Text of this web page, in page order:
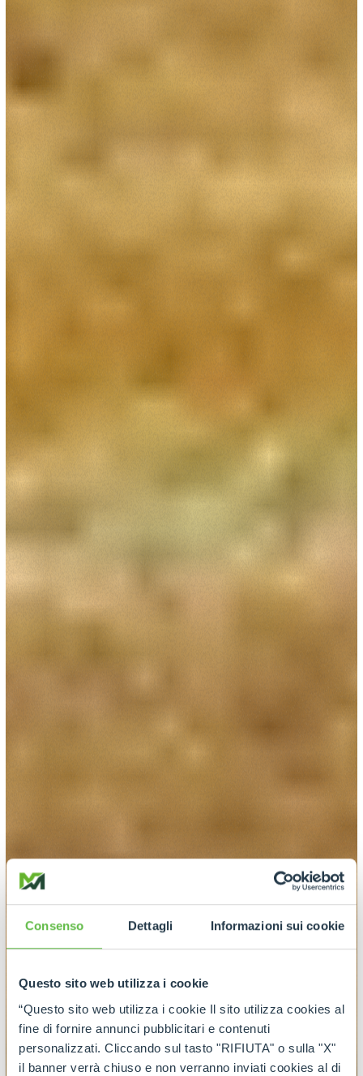
Consenso Dettagli Informazioni sui cookie
Questo sito web utilizza i cookie
“Questo sito web utilizza i cookie Il sito utilizza cookies al
fine di fornire annunci pubblicitari e contenuti
personalizzati. Cliccando sul tasto "RIFIUTA" o sulla "X"
il banner verrà chiuso e non verranno inviati cookies al di